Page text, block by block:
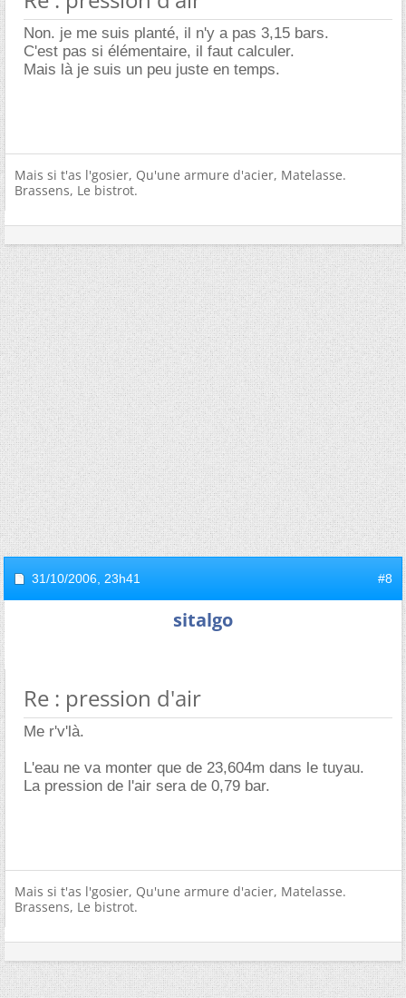
Non. je me suis planté, il n'y a pas 3,15 bars.
C'est pas si élémentaire, il faut calculer.
Mais là je suis un peu juste en temps.
Mais si t'as l'gosier, Qu'une armure d'acier, Matelasse.
Brassens, Le bistrot.
31/10/2006, 23h41 #8
sitalgo
Re : pression d'air
Me r'v'là.
L'eau ne va monter que de 23,604m dans le tuyau.
La pression de l'air sera de 0,79 bar.
Mais si t'as l'gosier, Qu'une armure d'acier, Matelasse.
Brassens, Le bistrot.